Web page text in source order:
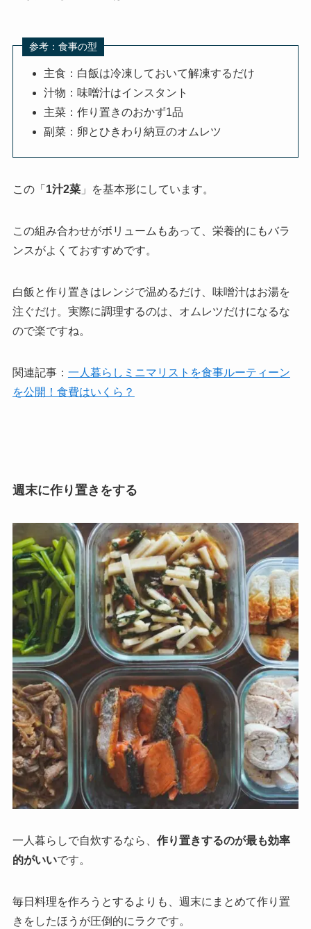
参考：食事の型
主食：白飯は冷凍しておいて解凍するだけ
汁物：味噌汁はインスタント
主菜：作り置きのおかず1品
副菜：卵とひきわり納豆のオムレツ
この「 1汁2菜」を基本形にしています。
この組み合わせがボリュームもあって、栄養的にもバラ
ンスがよくておすすめです。
白飯と作り置きはレンジで温めるだけ、味噌汁はお湯を
注ぐだけ。実際に調理するのは、オムレツだけになるな
ので楽ですね。
関連記事： 一人暮らしミニマリストを食事ルーティーン
を公開！食費はいくら？
週末に作り置きをする
一人暮らしで自炊するなら、 作り置きするのが最も効率
的がいいです。
毎日料理を作ろうとするよりも、週末にまとめて作り置
きをしたほうが圧倒的にラクです。